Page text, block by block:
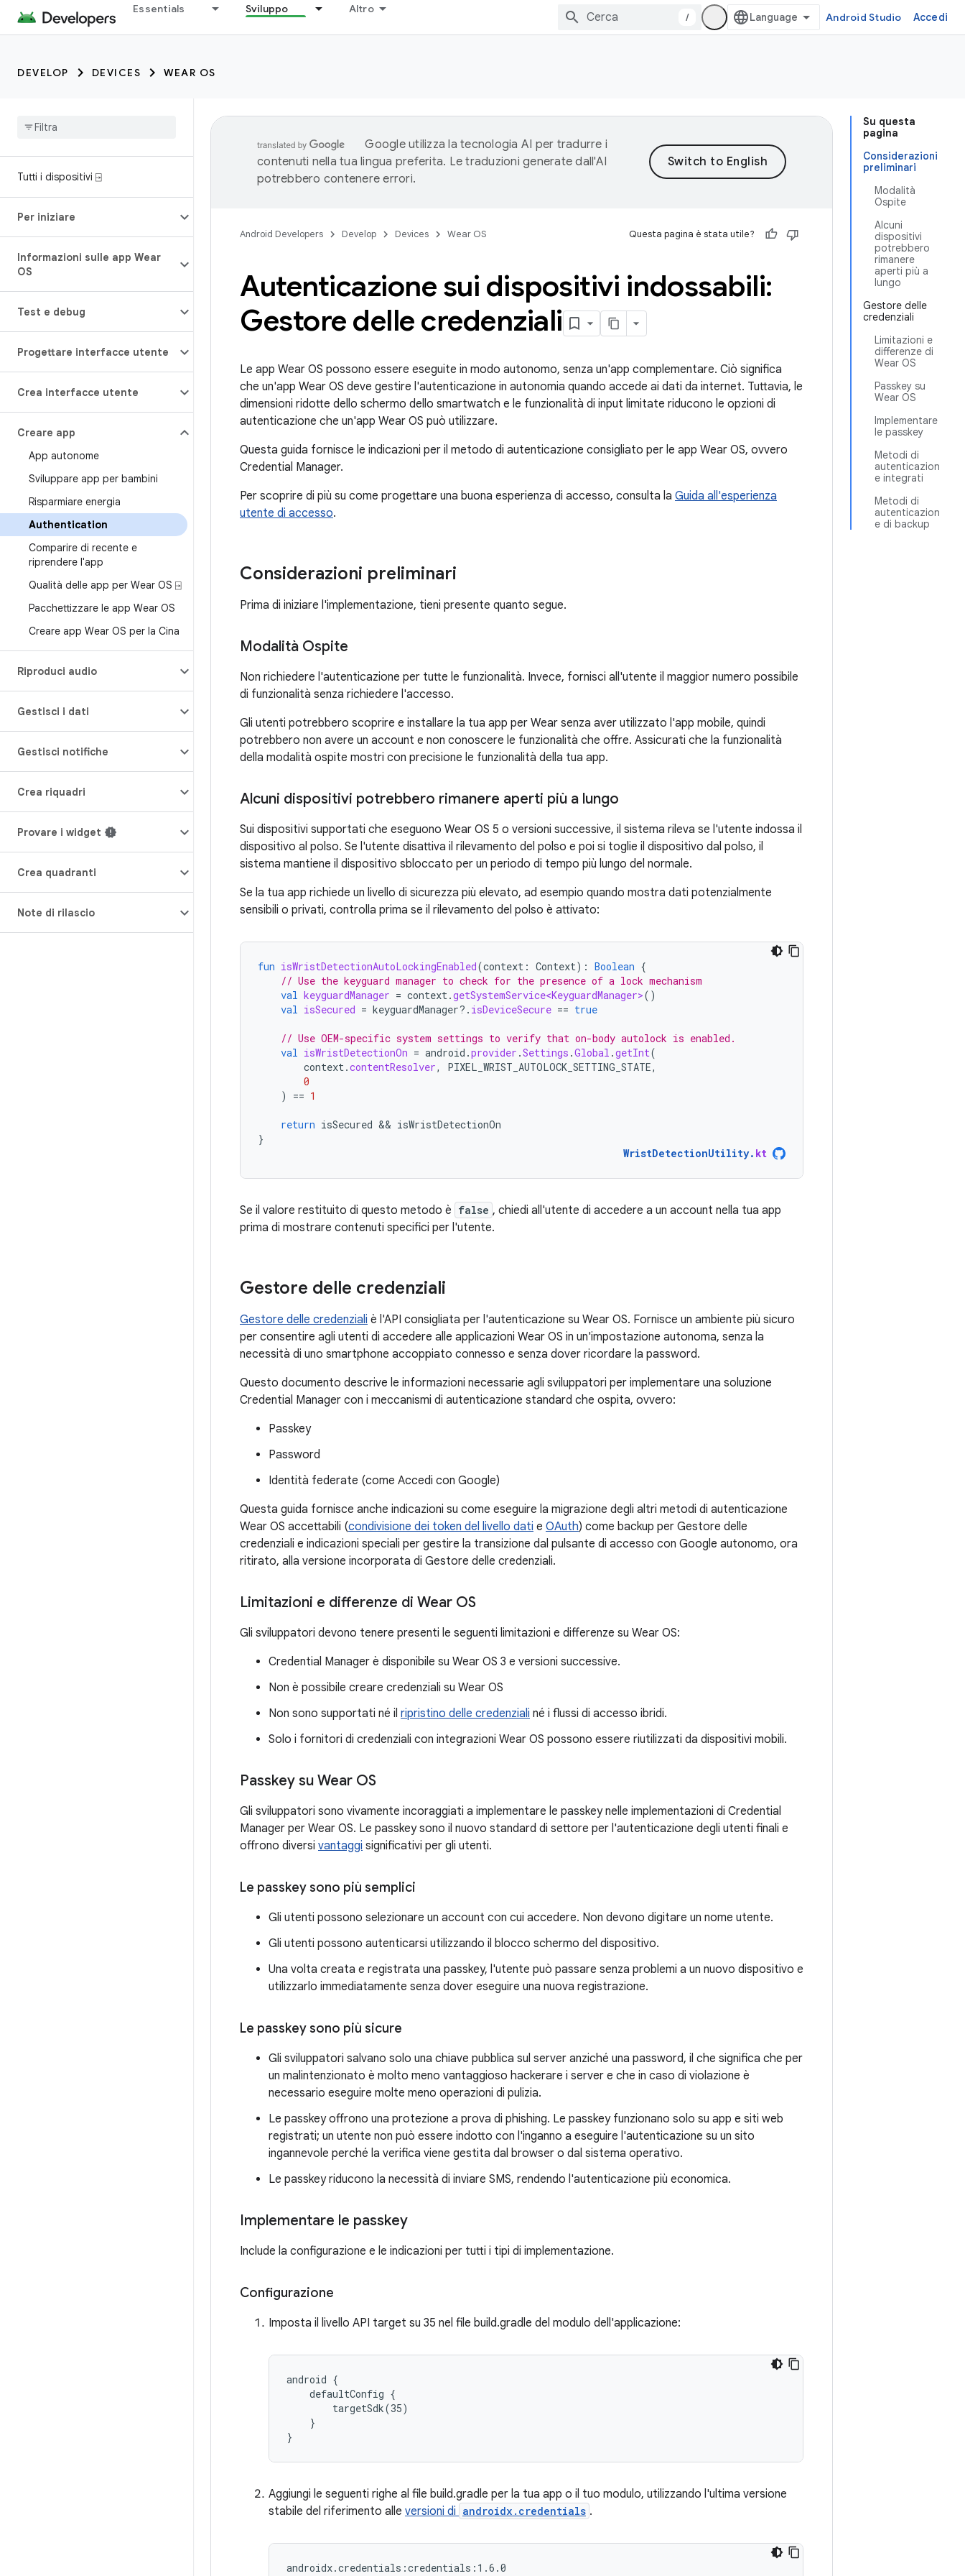
Essentials Sviluppo Altro
/ Android Studio Accedi
DEVELOP DEVICES WEAR OS
Tutti i dispositivi ⍈
Per iniziare
Informazioni sulle app Wear
OS
Test e debug
Progettare interfacce utente
Crea interfacce utente
Creare app
App autonome
Sviluppare app per bambini
Risparmiare energia
Authentication
Comparire di recente e
riprendere l'app
Qualità delle app per Wear OS ⍈
Pacchettizzare le app Wear OS
Creare app Wear OS per la Cina
Riproduci audio
Gestisci i dati
Gestisci notifiche
Crea riquadri
Provare i widget
Crea quadranti
Note di rilascio
Su questa
pagina
Considerazioni
preliminari
Modalità
Ospite
Alcuni
dispositivi
potrebbero
rimanere
aperti più a
lungo
Gestore delle
credenziali
Limitazioni e
differenze di
Wear OS
Passkey su
Wear OS
Implementare
le passkey
Metodi di
autenticazion
e integrati
Metodi di
autenticazion
e di backup
Google utilizza la tecnologia AI per tradurre i
contenuti nella tua lingua preferita. Le traduzioni generate dall'AI
potrebbero contenere errori.
Android Developers Develop Devices Wear OS Questa pagina è stata utile?
Autenticazione sui dispositivi indossabili:
Gestore delle credenziali
Le app Wear OS possono essere eseguite in modo autonomo, senza un'app complementare. Ciò significa
che un'app Wear OS deve gestire l'autenticazione in autonomia quando accede ai dati da internet. Tuttavia, le
dimensioni ridotte dello schermo dello smartwatch e le funzionalità di input limitate riducono le opzioni di
autenticazione che un'app Wear OS può utilizzare.
Questa guida fornisce le indicazioni per il metodo di autenticazione consigliato per le app Wear OS, ovvero
Credential Manager.
Per scoprire di più su come progettare una buona esperienza di accesso, consulta la Guida all'esperienza
utente di accesso.
Considerazioni preliminari
Prima di iniziare l'implementazione, tieni presente quanto segue.
Modalità Ospite
Non richiedere l'autenticazione per tutte le funzionalità. Invece, fornisci all'utente il maggior numero possibile
di funzionalità senza richiedere l'accesso.
Gli utenti potrebbero scoprire e installare la tua app per Wear senza aver utilizzato l'app mobile, quindi
potrebbero non avere un account e non conoscere le funzionalità che offre. Assicurati che la funzionalità
della modalità ospite mostri con precisione le funzionalità della tua app.
Alcuni dispositivi potrebbero rimanere aperti più a lungo
Sui dispositivi supportati che eseguono Wear OS 5 o versioni successive, il sistema rileva se l'utente indossa il
dispositivo al polso. Se l'utente disattiva il rilevamento del polso e poi si toglie il dispositivo dal polso, il
sistema mantiene il dispositivo sbloccato per un periodo di tempo più lungo del normale.
Se la tua app richiede un livello di sicurezza più elevato, ad esempio quando mostra dati potenzialmente
sensibili o privati, controlla prima se il rilevamento del polso è attivato:
fun isWristDetectionAutoLockingEnabled(context : Context): Boolean {
// Use the keyguard manager to check for the presence of a lock mechanism
val keyguardManager = context.getSystemService<KeyguardManager>()
val isSecured = keyguardManager?. isDeviceSecure == true
// Use OEM-specific system settings to verify that on-body autolock is enabled.
val isWristDetectionOn = android .provider .Settings .Global .getInt(
context.contentResolver, PIXEL_WRIST_AUTOLOCK_SETTING_STATE,
0
)
== 1
return isSecured && isWristDetectionOn
}
WristDetectionUtility. kt
Se il valore restituito di questo metodo è false , chiedi all'utente di accedere a un account nella tua app
prima di mostrare contenuti specifici per l'utente.
Gestore delle credenziali
Gestore delle credenziali è l'API consigliata per l'autenticazione su Wear OS. Fornisce un ambiente più sicuro
per consentire agli utenti di accedere alle applicazioni Wear OS in un'impostazione autonoma, senza la
necessità di uno smartphone accoppiato connesso e senza dover ricordare la password.
Questo documento descrive le informazioni necessarie agli sviluppatori per implementare una soluzione
Credential Manager con i meccanismi di autenticazione standard che ospita, ovvero:
Passkey
Password
Identità federate (come Accedi con Google)
Questa guida fornisce anche indicazioni su come eseguire la migrazione degli altri metodi di autenticazione
Wear OS accettabili (condivisione dei token del livello dati e OAuth) come backup per Gestore delle
credenziali e indicazioni speciali per gestire la transizione dal pulsante di accesso con Google autonomo, ora
ritirato, alla versione incorporata di Gestore delle credenziali.
Limitazioni e differenze di Wear OS
Gli sviluppatori devono tenere presenti le seguenti limitazioni e differenze su Wear OS:
Credential Manager è disponibile su Wear OS 3 e versioni successive.
Non è possibile creare credenziali su Wear OS
Non sono supportati né il ripristino delle credenziali né i flussi di accesso ibridi.
Solo i fornitori di credenziali con integrazioni Wear OS possono essere riutilizzati da dispositivi mobili.
Passkey su Wear OS
Gli sviluppatori sono vivamente incoraggiati a implementare le passkey nelle implementazioni di Credential
Manager per Wear OS. Le passkey sono il nuovo standard di settore per l'autenticazione degli utenti finali e
offrono diversi vantaggi significativi per gli utenti.
Le passkey sono più semplici
Gli utenti possono selezionare un account con cui accedere. Non devono digitare un nome utente.
Gli utenti possono autenticarsi utilizzando il blocco schermo del dispositivo.
Una volta creata e registrata una passkey, l'utente può passare senza problemi a un nuovo dispositivo e
utilizzarlo immediatamente senza dover eseguire una nuova registrazione.
Le passkey sono più sicure
Gli sviluppatori salvano solo una chiave pubblica sul server anziché una password, il che significa che per
un malintenzionato è molto meno vantaggioso hackerare i server e che in caso di violazione è
necessario eseguire molte meno operazioni di pulizia.
Le passkey offrono una protezione a prova di phishing. Le passkey funzionano solo su app e siti web
registrati; un utente non può essere indotto con l'inganno a eseguire l'autenticazione su un sito
ingannevole perché la verifica viene gestita dal browser o dal sistema operativo.
Le passkey riducono la necessità di inviare SMS, rendendo l'autenticazione più economica.
Implementare le passkey
Include la configurazione e le indicazioni per tutti i tipi di implementazione.
Configurazione
Imposta il livello API target su 35 nel file build.gradle del modulo dell'applicazione:
android {
    defaultConfig {
        targetSdk(35)
    }
Aggiungi le seguenti righe al file build.gradle per la tua app o il tuo modulo, utilizzando l'ultima versione
stabile del riferimento alle versioni di androidx.credentials .
androidx.credentials:credentials:1.6.0